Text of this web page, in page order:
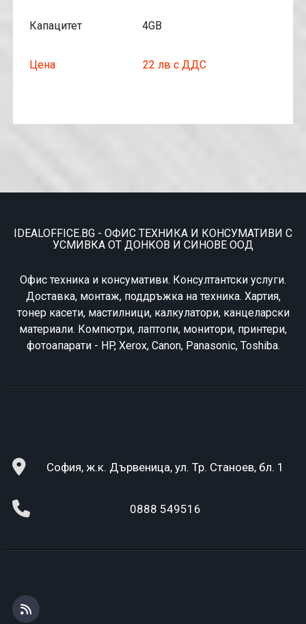
Капацитет 4GB
Цена 22 лв с ДДС
IDEALOFFICE.BG - ОФИС ТЕХНИКА И КОНСУМАТИВИ С
УСМИВКА ОТ ДОНКОВ И СИНОВЕ ООД
Офис техника и консумативи. Консултантски услуги.
Доставка, монтаж, поддръжка на техника. Хартия,
тонер касети, мастилници, калкулатори, канцеларски
материали. Компютри, лаптопи, монитори, принтери,
фотоапарати - HP, Xerox, Canon, Panasonic, Toshiba.
София, ж.к. Дървеница, ул. Тр. Станоев, бл. 1
0888 549516